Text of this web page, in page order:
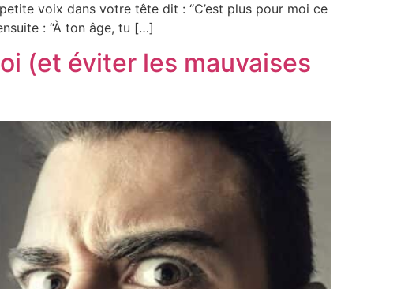
voix dans votre tête dit : “C’est plus pour moi ce
: “À ton âge, tu […]
(et éviter les mauvaises